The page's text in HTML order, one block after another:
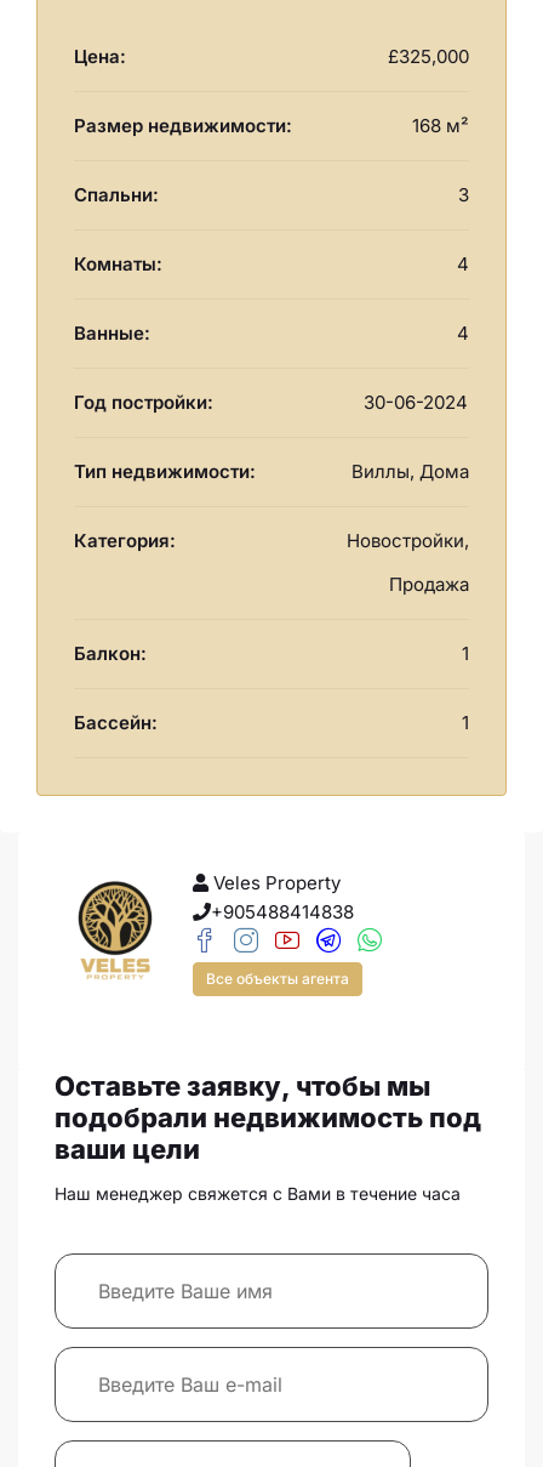
Цена: £325,000
Размер недвижимости: 168 м²
Спальни: 3
Комнаты: 4
Ванные: 4
Год постройки: 30-06-2024
Тип недвижимости: Виллы, Дома
Категория:
Новостройки,
Продажа
Балкон: 1
Бассейн: 1
Veles Property
+905488414838
Все объекты агента
Оставьте заявку, чтобы мы
подобрали недвижимость под
ваши цели
Наш менеджер свяжется с Вами в течение часа